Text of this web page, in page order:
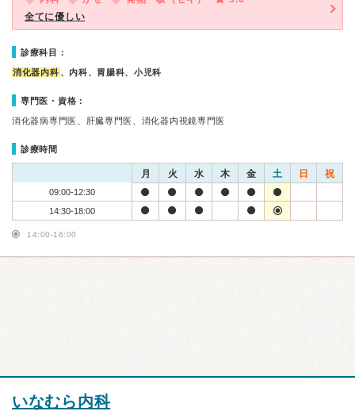
全てに優しい
診療科目：
消化器内科 、内科、胃腸科、小児科
専門医・資格：
消化器病専門医、肝臓専門医、消化器内視鏡専門医
診療時間
月 火 水 木 金 土 日 祝
09:00-12:30
14:30-18:00
14:00-16:00
いなむら内科